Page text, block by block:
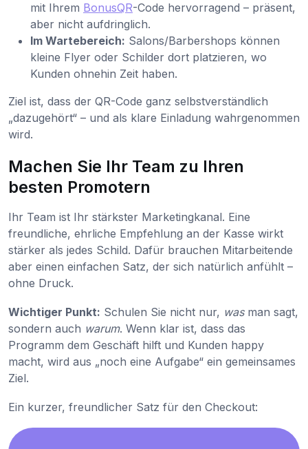
mit Ihrem BonusQR-Code hervorragend – präsent,
aber nicht aufdringlich.
Im Wartebereich: Salons/Barbershops können
kleine Flyer oder Schilder dort platzieren, wo
Kunden ohnehin Zeit haben.
Ziel ist, dass der QR-Code ganz selbstverständlich
„dazugehört“ – und als klare Einladung wahrgenommen
wird.
Machen Sie Ihr Team zu Ihren
besten Promotern
Ihr Team ist Ihr stärkster Marketingkanal. Eine
freundliche, ehrliche Empfehlung an der Kasse wirkt
stärker als jedes Schild. Dafür brauchen Mitarbeitende
aber einen einfachen Satz, der sich natürlich anfühlt –
ohne Druck.
Wichtiger Punkt: Schulen Sie nicht nur, wasman sagt,
sondern auch warum. Wenn klar ist, dass das
Programm dem Geschäft hilft und Kunden happy
macht, wird aus „noch eine Aufgabe“ ein gemeinsames
Ziel.
Ein kurzer, freundlicher Satz für den Checkout: